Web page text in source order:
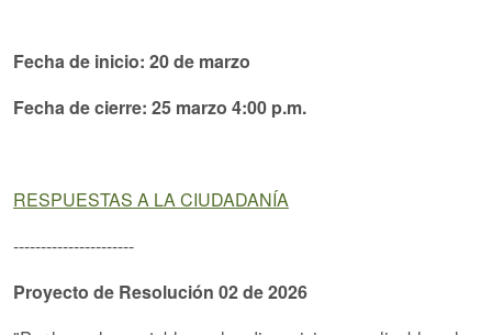
Fecha de inicio: 20 de marzo
Fecha de cierre: 25 marzo 4:00 p.m.
RESPUESTAS A LA CIUDADANÍA
----------------------
Proyecto de Resolución 02 de 2026